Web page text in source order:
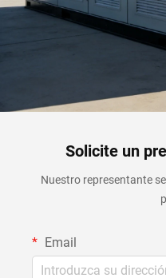
Solicite un
Nuestro representante
Email